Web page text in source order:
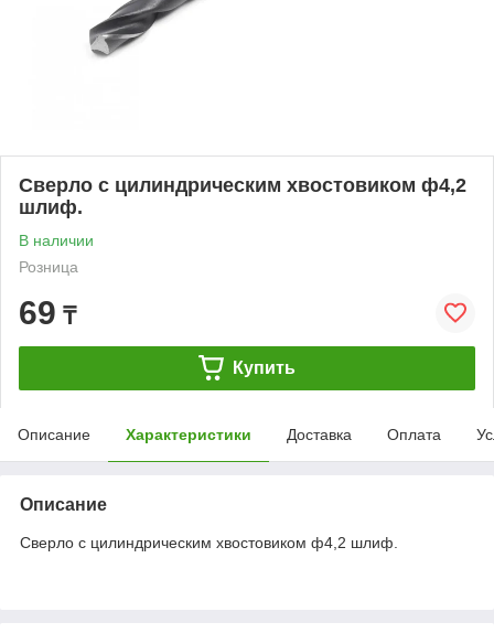
Сверло с цилиндрическим хвостовиком ф4,2
шлиф.
В наличии
Розница
69 ₸
Купить
Описание Характеристики Доставка Оплата
Описание
Сверло с цилиндрическим хвостовиком ф4,2 шлиф.